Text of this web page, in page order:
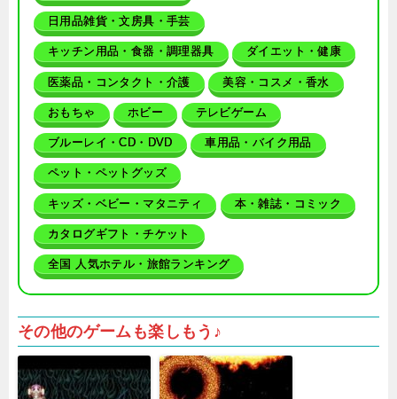
日用品雑貨・文房具・手芸
キッチン用品・食器・調理器具 ダイエット・健康
医薬品・コンタクト・介護 美容・コスメ・香水
おもちゃ ホビー テレビゲーム
ブルーレイ・CD・DVD 車用品・バイク用品
ペット・ペットグッズ
キッズ・ベビー・マタニティ 本・雑誌・コミック
カタログギフト・チケット
全国 人気ホテル・旅館ランキング
その他のゲームも楽しもう♪